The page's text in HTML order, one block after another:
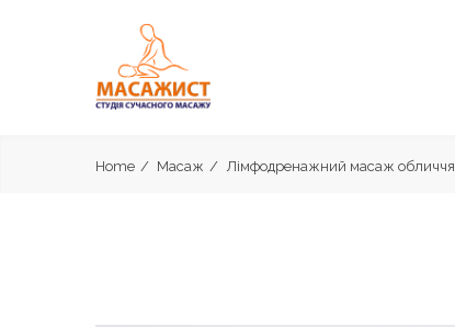
Home Масаж Лімфодренажний масаж обличчя